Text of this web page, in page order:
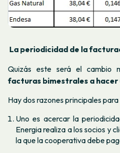
La periodicidad de la
Quizás este será el cambio
facturas bimestrales a hacer
Hay dos razones principales
Uno es acercar la
Energia realiza a los socios y
la que la cooperativa debe